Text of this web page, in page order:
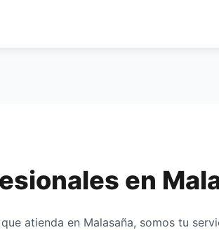
en
que atienda en Malasaña, somos tu